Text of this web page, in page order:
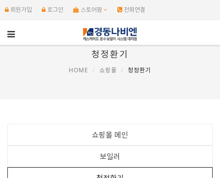
회원가입 로그인 스토어팜 전화연결
청정환기
HOME 쇼핑몰 청정환기
쇼핑몰 메인
보일러